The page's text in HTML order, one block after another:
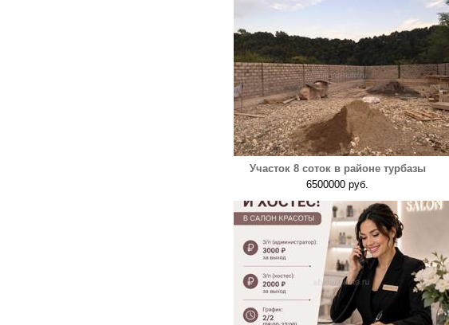
Участок 8 соток в районе турбазы
6500000 руб.